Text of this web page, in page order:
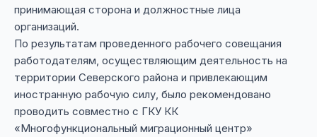
принимающая сторона и должностные лица
организаций.
По результатам проведенного рабочего совещания
работодателям, осуществляющим деятельность на
территории Северского района и привлекающим
иностранную рабочую силу, было рекомендовано
проводить совместно с ГКУ КК
«Многофункциональный миграционный центр»